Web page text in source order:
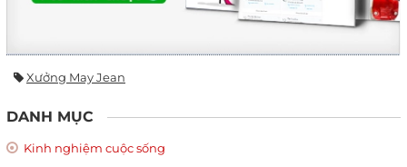
Xưởng May Jean
DANH MỤC
Kinh nghiệm cuộc sống